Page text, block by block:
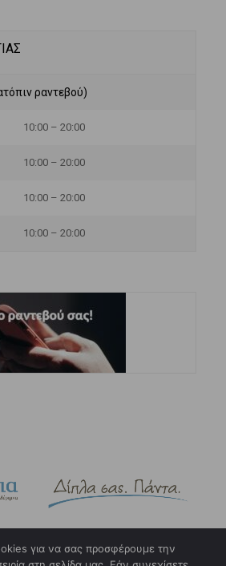
ραντεβού)
10:00 – 20:00
10:00 – 20:00
10:00 – 20:00
10:00 – 20:00
για να σας προσφέρουμε την